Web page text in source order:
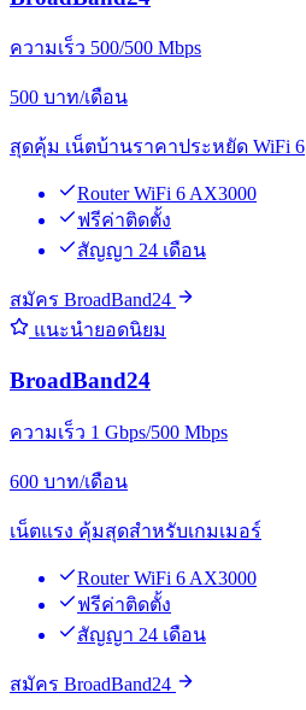
ความเร็ว 500/500 Mbps
500 บาท/เดือน
สุดคุ้ม เน็ตบ้านราคาประหยัด WiFi 6
Router WiFi 6 AX3000
ฟรีค่าติดตั้ง
สัญญา 24 เดือน
สมัคร BroadBand24
แนะนำยอดนิยม
BroadBand24
ความเร็ว 1 Gbps/500 Mbps
600 บาท/เดือน
เน็ตแรง คุ้มสุดสำหรับเกมเมอร์
Router WiFi 6 AX3000
ฟรีค่าติดตั้ง
สัญญา 24 เดือน
สมัคร BroadBand24